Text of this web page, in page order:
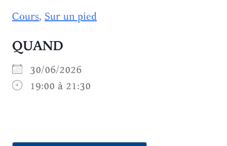
Cours, Sur un pied
QUAND
30/06/2026
19:00 à 21:30